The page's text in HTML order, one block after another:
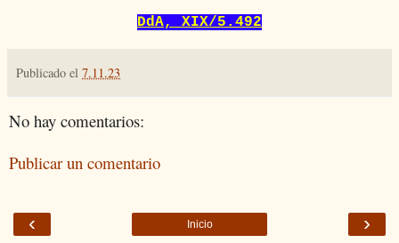
DdA, XIX/5.492
Publicado el 7.11.23
No hay comentarios:
Publicar un comentario
‹ ›
Inicio